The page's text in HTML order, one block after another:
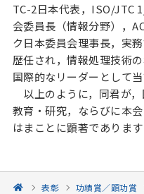
TC-2日本代表，ISO/JTC
会委員長（情報分野），
ク日本委員会理事長，実
歴任され，情報処理技術
国際的なリーダーとして
以上のように，同君が
教育・研究，ならびに本
はまことに顕著であります
表彰 功績賞／顕功賞